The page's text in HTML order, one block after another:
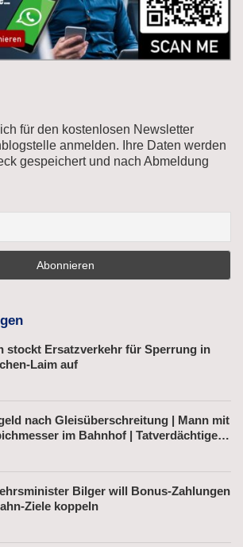
für den kostenlosen Newsletter
anmelden. Ihre Daten werden
gespeichert und nach Abmeldung
stockt Ersatzverkehr für Sperrung in
Laim auf
nach Gleisüberschreitung | Mann mit
im Bahnhof | Tatverdächtiger
Bilger will Bonus-Zahlungen
Ziele koppeln